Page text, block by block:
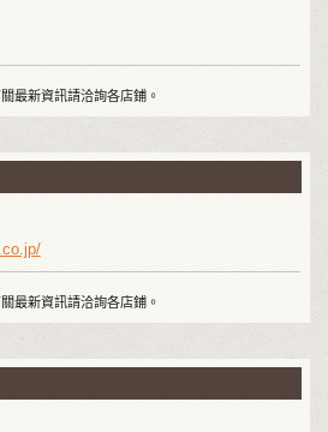
最新資訊請洽詢各店鋪。
最新資訊請洽詢各店鋪。